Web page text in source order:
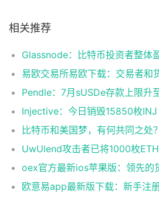
相关推荐
Pendle：7月sUSDe存款上限升
Injective：今日销毁15850枚INJ
比特币和美国梦，有何共同之处？
oex官方最新ios苹果版：领先的